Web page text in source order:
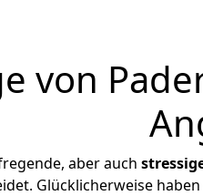
von
aber auch
Glücklicherweise